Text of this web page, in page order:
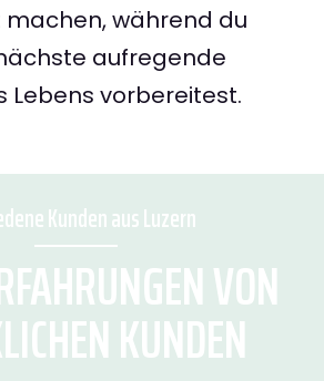
machen, während du
aufregende
Lebens vorbereitest.
Kunden aus Luzern
VON
KUNDEN